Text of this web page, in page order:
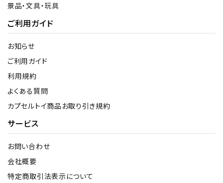
景品・文具・玩具
ご利用ガイド
お知らせ
ご利用ガイド
利用規約
よくある質問
カプセルトイ商品お取り引き規約
サービス
お問い合わせ
会社概要
特定商取引法表示について